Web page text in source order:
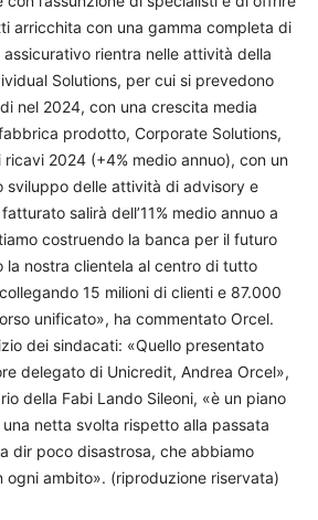
arricchita con una gamma completa di
assicurativo rientra nelle attività della
Solutions, per cui si prevedono
nel 2024, con una crescita media
prodotto, Corporate Solutions,
2024 (+4% medio annuo), con un
sviluppo delle attività di advisory e
salirà dell’11% medio annuo a
costruendo la banca per il futuro
la nostra clientela al centro di tutto
15 milioni di clienti e 87.000
unificato», ha commentato Orcel.
dei sindacati: «Quello presentato
delegato di Unicredit, Andrea Orcel»,
della Fabi Lando Sileoni, «è un piano
netta svolta rispetto alla passata
dir poco disastrosa, che abbiamo
ogni ambito». (riproduzione riservata)